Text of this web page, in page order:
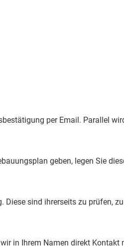
per Email. Parallel
geben, legen Sie
sind ihrerseits zu prüfen,
in Ihrem Namen direkt Kontakt